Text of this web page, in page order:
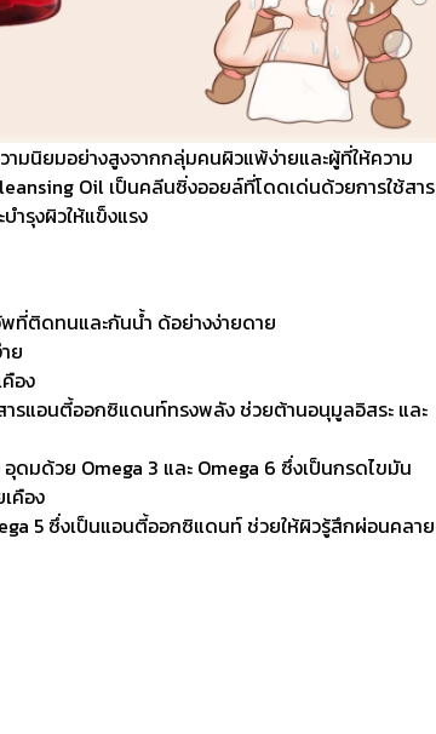
นิยมอย่างสูงจากกลุ่มคนผิวแพ้ง่ายและผู้ที่ให้ความ
Oil เป็นคลีนซิ่งออยล์ที่โดดเด่นด้วยการใช้สาร
รุงผิวให้แข็งแรง
พที่ติดทนและกันน้ำ ด้อย่างง่ายดาย
ย
อง
รแอนตี้ออกซิแดนท์ทรงพลัง ช่วยต้านอนุมูลอิสระ และ
ดมด้วย Omega 3 และ Omega 6 ซึ่งเป็นกรดไขมัน
คือง
5 ซึ่งเป็นแอนตี้ออกซิแดนท์ ช่วยให้ผิวรู้สึกผ่อนคลาย